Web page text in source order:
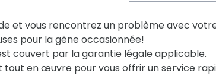
et vous rencontrez un problème avec
pour la gêne occasionnée!
couvert par la garantie légale applicable.
en œuvre pour vous offrir un service